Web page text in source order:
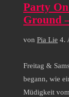
Party
Ground
von Pia Lie 4.
Freitag &
begann, wie
Müdigkeit